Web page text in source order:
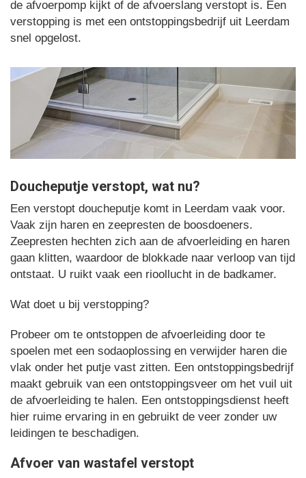
de afvoerpomp kijkt of de afvoerslang verstopt is. Een
verstopping is met een ontstoppingsbedrijf uit Leerdam
snel opgelost.
Doucheputje verstopt, wat nu?
Een verstopt doucheputje komt in Leerdam vaak voor.
Vaak zijn haren en zeepresten de boosdoeners.
Zeepresten hechten zich aan de afvoerleiding en haren
gaan klitten, waardoor de blokkade naar verloop van tijd
ontstaat. U ruikt vaak een rioollucht in de badkamer.
Wat doet u bij verstopping?
Probeer om te ontstoppen de afvoerleiding door te
spoelen met een sodaoplossing en verwijder haren die
vlak onder het putje vast zitten. Een ontstoppingsbedrijf
maakt gebruik van een ontstoppingsveer om het vuil uit
de afvoerleiding te halen. Een ontstoppingsdienst heeft
hier ruime ervaring in en gebruikt de veer zonder uw
leidingen te beschadigen.
Afvoer van wastafel verstopt